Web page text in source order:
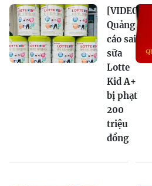
[VIDEO]
Quảng
cáo sai
sữa
Lotte
Kid A+
bị phạt
200
triệu
đồng